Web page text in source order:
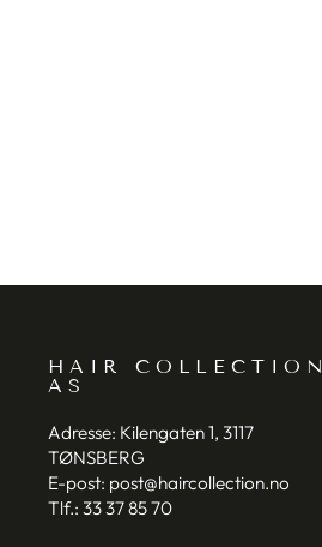
HAIR COLLECTION
AS
Adresse: Kilengaten 1, 3117
TØNSBERG
E-post: post@haircollection.no
Tlf.: 33 37 85 70